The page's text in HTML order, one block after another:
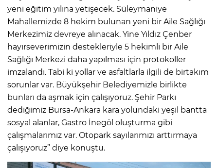
yeni eğitim yılına yetişecek. Süleymaniye
Mahallemizde 8 hekim bulunan yeni bir Aile Sağlığı
Merkezimiz devreye alınacak. Yine Yıldız Çenber
hayırseverimizin destekleriyle 5 hekimli bir Aile
Sağlığı Merkezi daha yapılması için protokoller
imzalandı. Tabi ki yollar ve asfaltlarla ilgili de birtakım
sorunlar var. Büyükşehir Belediyemizle birlikte
bunları da aşmak için çalışıyoruz. Şehir Parkı
dediğimiz Bursa-Ankara kara yolundaki yeşil bantta
sosyal alanlar, Gastro İnegöl oluşturma gibi
çalışmalarımız var. Otopark sayılarımızı arttırmaya
çalışıyoruz” diye konuştu.